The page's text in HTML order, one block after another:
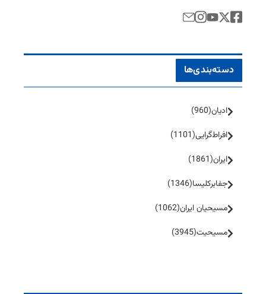
دسته‌بندی‌ها
ادیان(960)
افراط‌گرایی(1101)
ایران(1861)
جفا‌بر‌کلیسا(1346)
مسیحیان ایران(1062)
مسیحیت(3945)